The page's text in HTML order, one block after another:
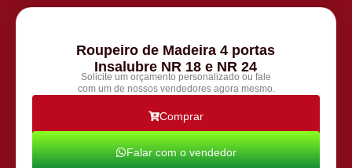
Roupeiro de Madeira 4 portas
Insalubre NR 18 e NR 24
Solicite um orçamento personalizado ou fale
com um de nossos vendedores agora mesmo.
Comprar
Falar com o vendedor